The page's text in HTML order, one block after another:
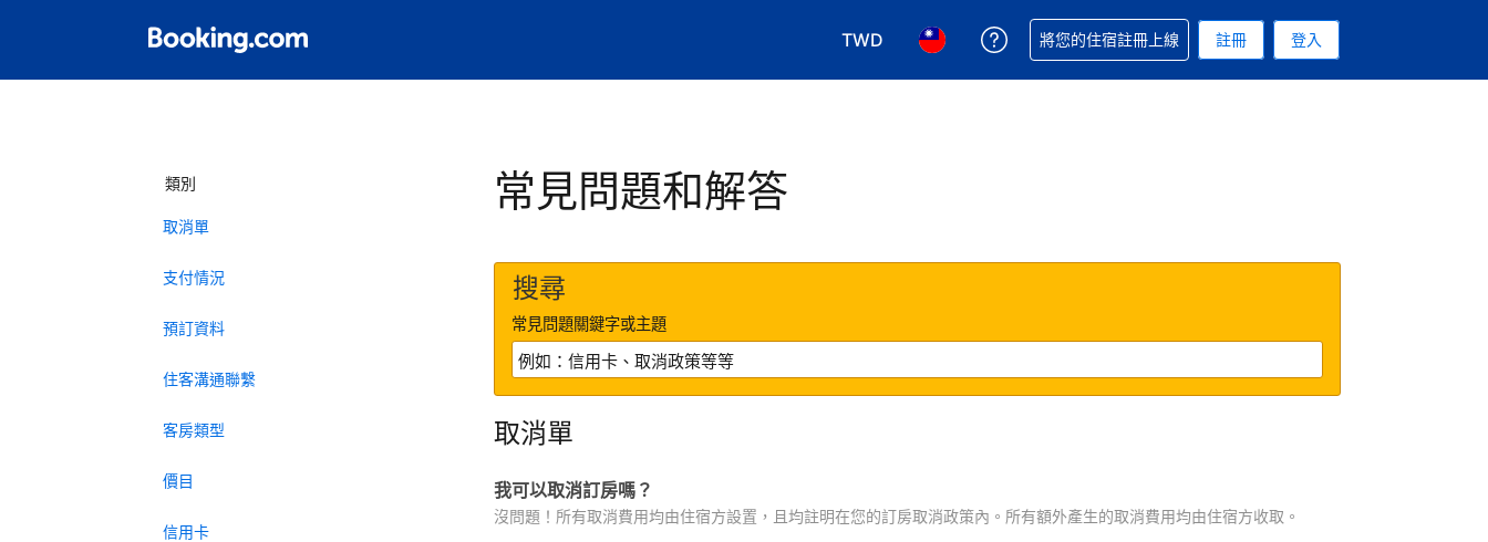
TWD
選擇您使用的幣別. 您現在所使用的幣別為新台幣
選擇您使用的語言. 您目前所選的語言是繁體中文
取得訂單相關協助
將您的住宿註冊上線 註冊 登入
類別
取消單
支付情況
預訂資料
住客溝通聯繫
客房類型
價目
信用卡
常見問題和解答
搜尋
常見問題關鍵字或主題
取消單
我可以取消訂房嗎？
沒問題！所有取消費用均由住宿方設置，且均註明在您的訂房取消政策內。所有額外產生的取消費用均由住宿方收取。